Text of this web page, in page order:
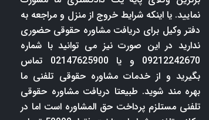
نمایید. یا اینکه شرایط خروج از منزل و مراجعه به
دفتر وکیل برای دریافت مشاوره حقوقی حضوری
ندارید در این صورت نیز می توانید با شماره
09212242670 و یا 02147625900 تماس
بگیرید و از خدمات مشاوره حقوقی تلفنی ما
بهره مند شوید. طبیعتا دریافت مشاوره حقوقی
تلفنی مستلزم پرداخت حق المشاوره است اما در